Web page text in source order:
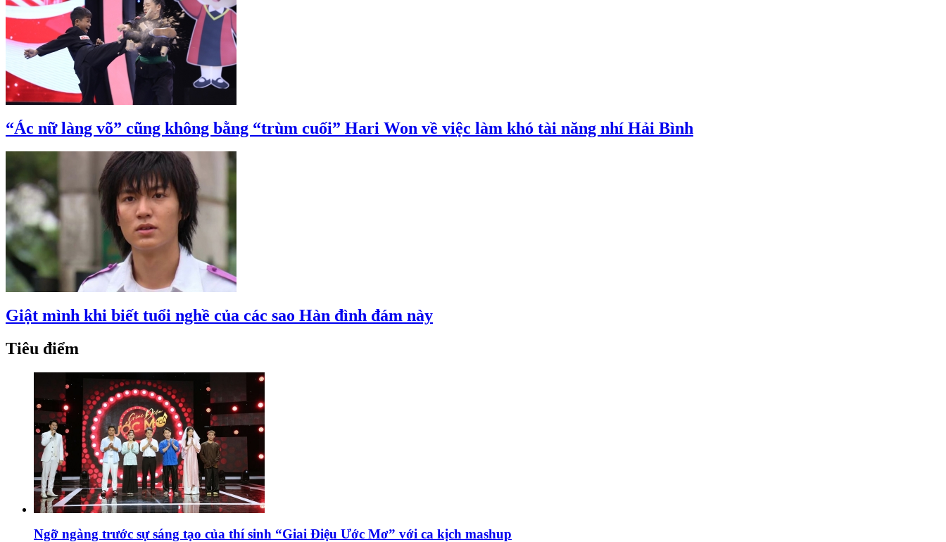
“Ác nữ làng võ” cũng không bằng “trùm cuối” Hari Won về việc làm khó tài năng nhí Hải Bình
Giật mình khi biết tuổi nghề của các sao Hàn đình đám này
Tiêu điểm
Ngỡ ngàng trước sự sáng tạo của thí sinh “Giai Điệu Ước Mơ” với ca kịch mashup